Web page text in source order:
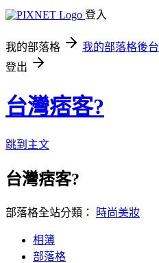
登入
我的部落格 我的部落格後台
登出
台灣痞客?
跳到主文
台灣痞客?
部落格全站分類： 時尚美妝
相簿
部落格